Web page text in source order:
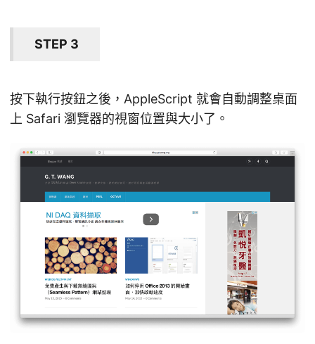
STEP 3
按下執行按鈕之後，AppleScript 就會自動調整桌面
上 Safari 瀏覽器的視窗位置與大小了。